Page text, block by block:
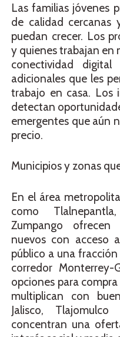
Las familias jóvenes
de calidad cercanas
puedan crecer. Los
y quienes trabajan en
conectividad
adicionales que les
trabajo en casa. Los
detectan
emergentes que aún
precio.
Municipios y zonas
En el área
como
Zumpango ofrecen
nuevos con acceso
público a una
corredor Monterrey-
opciones para
multiplican con
Jalisco,
concentran una